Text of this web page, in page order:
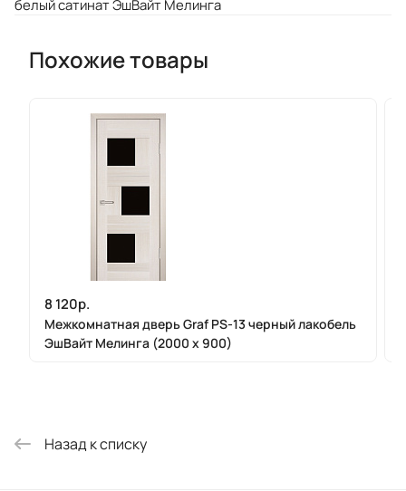
белый сатинат ЭшВайт Мелинга
Похожие товары
8 120р.
Межкомнатная дверь Graf PS-13 черный лакобель
ЭшВайт Мелинга (2000 х 900)
Назад к списку